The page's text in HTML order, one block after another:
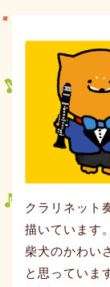
クラリネット
描いています。
柴犬のかわい
と思っていま